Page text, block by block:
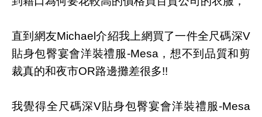
直到網友Michael介紹我上網買了一件全尺碼深V
貼身包臀宴會洋裝禮服-Mesa，想不到品質和剪
裁真的和夜市OR路邊攤差很多!!
我覺得全尺碼深V貼身包臀宴會洋裝禮服-Mesa